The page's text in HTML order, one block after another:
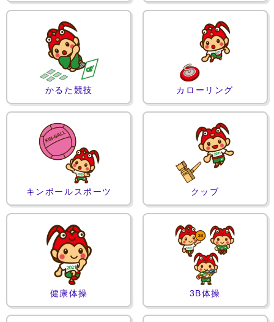
かるた競技 カローリング
キンボールスポーツ クッブ
健康体操 3B体操